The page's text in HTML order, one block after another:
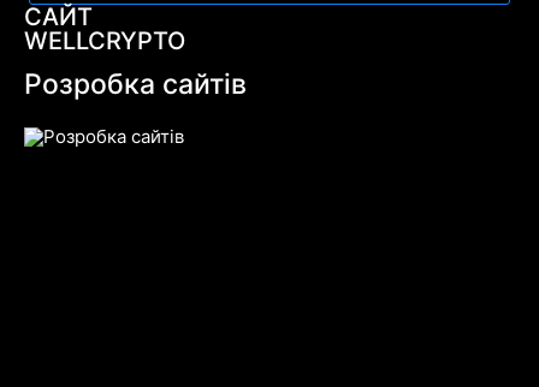
САЙТ
WELLCRYPTO
Розробка сайтів